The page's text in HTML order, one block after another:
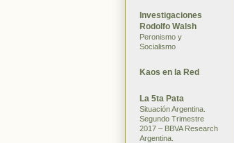
Investigaciones
Rodolfo Walsh
Peronismo y
Socialismo
Kaos en la Red
La 5ta Pata
Situación Argentina.
Segundo Trimestre
2017 – BBVA Research
Argentina.